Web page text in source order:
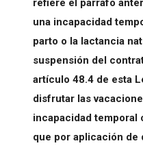
una incapacidad
parto o la lactancia
suspensión del
artículo 48.4 de esta
disfrutar las
incapacidad temporal
que por aplicación de